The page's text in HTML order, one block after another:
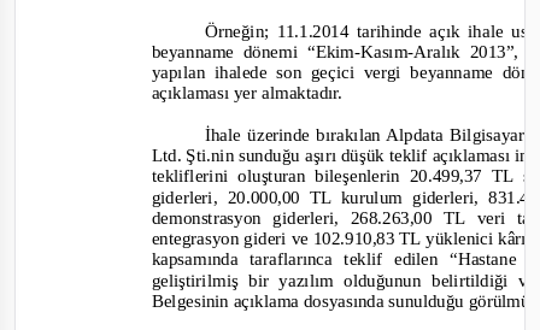
Örneğin; 11.1.2014 tarihinde açık ihale
beyanname dönemi “Ekim-Kasım-Aralık 2013”,
yapılan ihalede son geçici vergi beyanname
açıklaması yer almaktadır.
İhale üzerinde bırakılan Alpdata
Ltd. Şti.nin sunduğu aşırı düşük teklif açıklaması
tekliflerini oluşturan bileşenlerin 20.499,37 TL
giderleri, 20.000,00 TL kurulum giderleri,
demonstrasyon giderleri, 268.263,00 TL veri
entegrasyon gideri ve 102.910,83 TL yüklenici
kapsamında taraflarınca teklif edilen
geliştirilmiş bir yazılım olduğunun belirtildiği
Belgesinin açıklama dosyasında sunulduğu